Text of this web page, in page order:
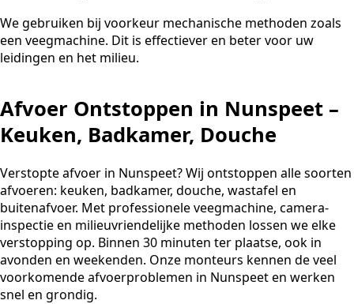
We gebruiken bij voorkeur mechanische methoden zoals
een veegmachine. Dit is effectiever en beter voor uw
leidingen en het milieu.
Afvoer Ontstoppen in Nunspeet –
Keuken, Badkamer, Douche
Verstopte afvoer in Nunspeet? Wij ontstoppen alle soorten
afvoeren: keuken, badkamer, douche, wastafel en
buitenafvoer. Met professionele veegmachine, camera-
inspectie en milieuvriendelijke methoden lossen we elke
verstopping op. Binnen 30 minuten ter plaatse, ook in
avonden en weekenden. Onze monteurs kennen de veel
voorkomende afvoerproblemen in Nunspeet en werken
snel en grondig.